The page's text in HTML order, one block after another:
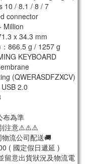
10 / 8.1 / 8 / 7
connector
Million
x 34.3 mm
866.5 g / 1257 g
KEYBOARD
USB 2.0
布為準
注意⚠️⚠️⚠️
流公司配送🚚
( 國定假日遞延 )
留意出貨狀況及物流電